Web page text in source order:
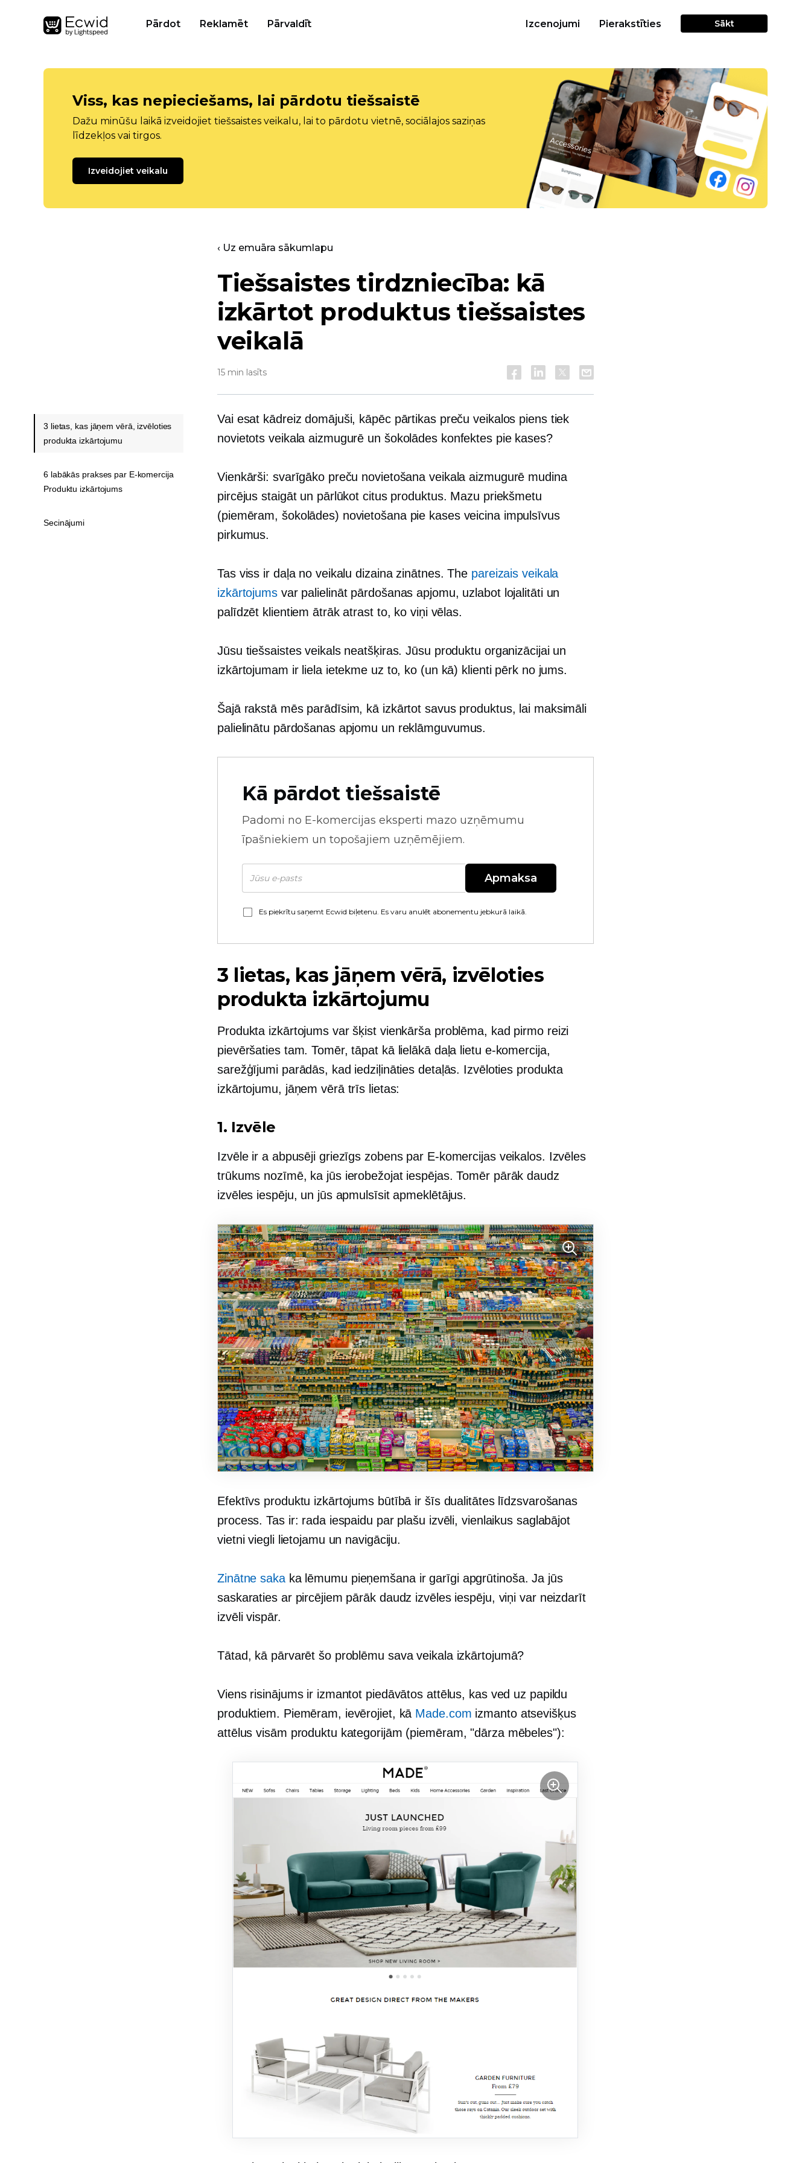
Pārdot Reklamēt Pārvaldīt Izcenojumi Pierakstīties Sākt
Viss, kas nepieciešams, lai pārdotu tiešsaistē
Dažu minūšu laikā izveidojiet tiešsaistes veikalu, lai to pārdotu vietnē, sociālajos saziņas
līdzekļos vai tirgos.
Izveidojiet veikalu
‹ Uz emuāra sākumlapu
Tiešsaistes tirdzniecība: kā
izkārtot produktus tiešsaistes
veikalā
15 min lasīts
Vai esat kādreiz domājuši, kāpēc pārtikas preču veikalos piens tiek
novietots veikala aizmugurē un šokolādes konfektes pie kases?
Vienkārši: svarīgāko preču novietošana veikala aizmugurē mudina
pircējus staigāt un pārlūkot citus produktus. Mazu priekšmetu
(piemēram, šokolādes) novietošana pie kases veicina impulsīvus
pirkumus.
Tas viss ir daļa no veikalu dizaina zinātnes. The pareizais veikala
izkārtojumsvar palielināt pārdošanas apjomu, uzlabot lojalitāti un
palīdzēt klientiem ātrāk atrast to, ko viņi vēlas.
Jūsu tiešsaistes veikals neatšķiras. Jūsu produktu organizācijai un
izkārtojumam ir liela ietekme uz to, ko (un kā) klienti pērk no jums.
Šajā rakstā mēs parādīsim, kā izkārtot savus produktus, lai maksimāli
palielinātu pārdošanas apjomu un reklāmguvumus.
Kā pārdot tiešsaistē
Padomi no E-komercijas eksperti mazo uzņēmumu
īpašniekiem un topošajiem uzņēmējiem.
Apmaksa
Es piekrītu saņemt Ecwid biļetenu. Es varu anulēt abonementu jebkurā laikā.
3 lietas, kas jāņem vērā, izvēloties
produkta izkārtojumu
Produkta izkārtojums var šķist vienkārša problēma, kad pirmo reizi
pievēršaties tam. Tomēr, tāpat kā lielākā daļa lietu e-komercija,
sarežģījumi parādās, kad iedziļināties detaļās. Izvēloties produkta
izkārtojumu, jāņem vērā trīs lietas:
1. Izvēle
Izvēle ir a abpusēji griezīgs zobens par E-komercijasveikalos. Izvēles
trūkums nozīmē, ka jūs ierobežojat iespējas. Tomēr pārāk daudz
izvēles iespēju, un jūs apmulsīsit apmeklētājus.
Efektīvs produktu izkārtojums būtībā ir šīs dualitātes līdzsvarošanas
process. Tas ir: rada iespaidu par plašu izvēli, vienlaikus saglabājot
vietni viegli lietojamu un navigāciju.
Zinātne sakaka lēmumu pieņemšana ir garīgi apgrūtinoša. Ja jūs
saskaraties ar pircējiem pārāk daudz izvēles iespēju, viņi var neizdarīt
izvēli vispār.
Tātad, kā pārvarēt šo problēmu sava veikala izkārtojumā?
Viens risinājums ir izmantot piedāvātos attēlus, kas ved uz papildu
produktiem. Piemēram, ievērojiet, kā Made.com izmanto atsevišķus
attēlus visām produktu kategorijām (piemēram, "dārza mēbeles"):
3 lietas, kas jāņem vērā, izvēloties
produkta izkārtojumu
6 labākās prakses par E-komercija
Produktu izkārtojums
Secinājumi